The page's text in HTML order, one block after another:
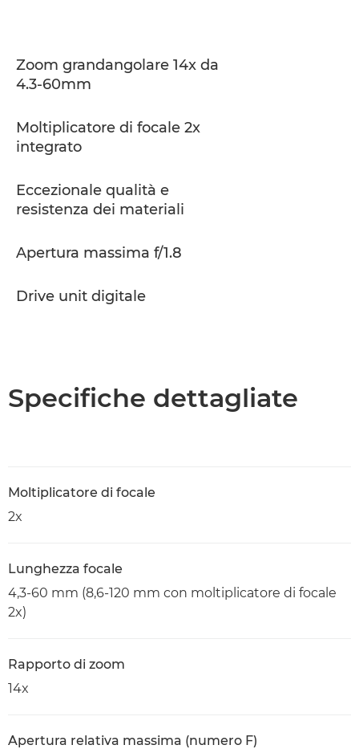
Zoom grandangolare 14x da
4.3-60mm
Moltiplicatore di focale 2x
integrato
Eccezionale qualità e
resistenza dei materiali
Apertura massima f/1.8
Drive unit digitale
Specifiche dettagliate
Moltiplicatore di focale
2x
Lunghezza focale
4,3-60 mm (8,6-120 mm con moltiplicatore di focale
2x)
Rapporto di zoom
14x
Apertura relativa massima (numero F)